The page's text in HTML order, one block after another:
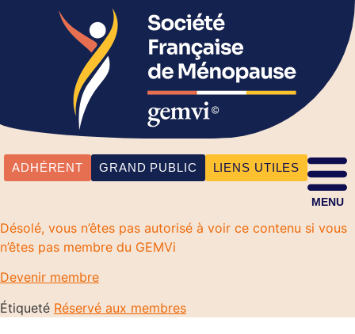
ADHÉRENT GRAND PUBLIC LIENS UTILES
MENU
Désolé, vous n’êtes pas autorisé à voir ce contenu si vous
n’êtes pas membre du GEMVi
Devenir membre
Étiqueté Réservé aux membres